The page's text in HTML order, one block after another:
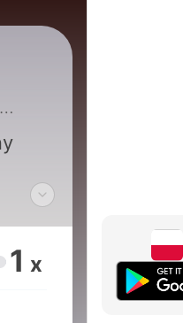
Atelier Jogi dr Niny Budziszewskiej
1 x